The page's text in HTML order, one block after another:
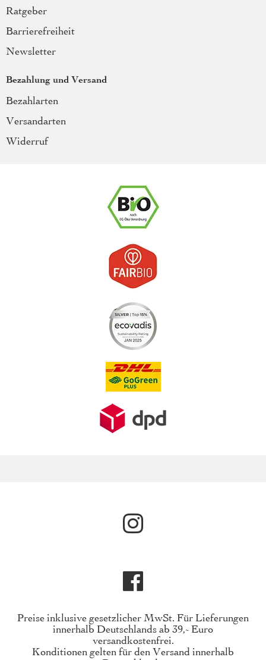
Ratgeber
Barrierefreiheit
Newsletter
Bezahlung und Versand
Bezahlarten
Versandarten
Widerruf
Preise inklusive gesetzlicher MwSt. Für Lieferungen
innerhalb Deutschlands ab 39,- Euro
versandkostenfrei.
Konditionen gelten für den Versand innerhalb